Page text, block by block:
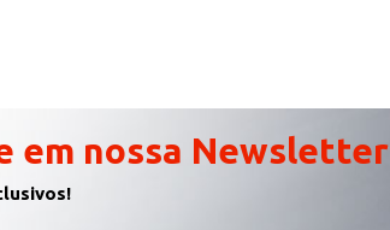
em nossa Newsletter